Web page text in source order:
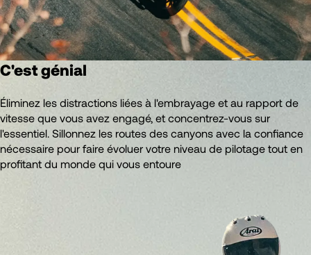
C'est génial
Éliminez les distractions liées à l'embrayage et au rapport de
vitesse que vous avez engagé, et concentrez-vous sur
l'essentiel. Sillonnez les routes des canyons avec la confiance
nécessaire pour faire évoluer votre niveau de pilotage tout en
profitant du monde qui vous entoure